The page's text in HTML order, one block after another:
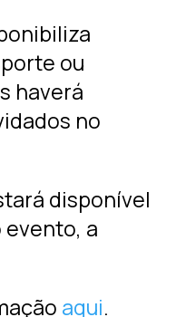
ou
haverá
no
disponível
evento, a
aqui.